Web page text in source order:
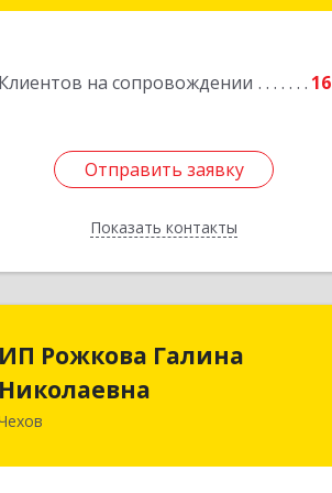
Клиентов на сопровождении 16
Отправить заявку
Показать контакты
Подробнее
Отправить заявку
Назад
ИП Рожкова Галина
Николаевна
Николаевна
142306, Московская обл, Чеховский р-